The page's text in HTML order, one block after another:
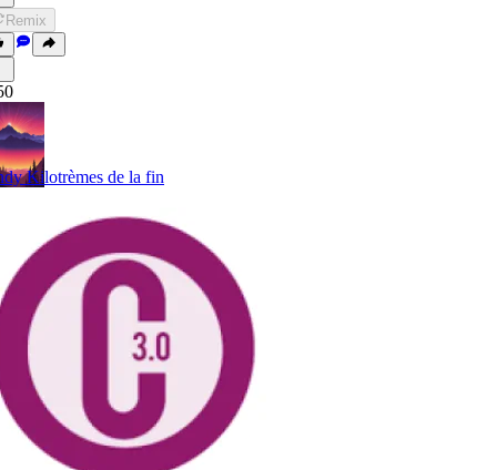
Remix
Kilotrèmes de la fin